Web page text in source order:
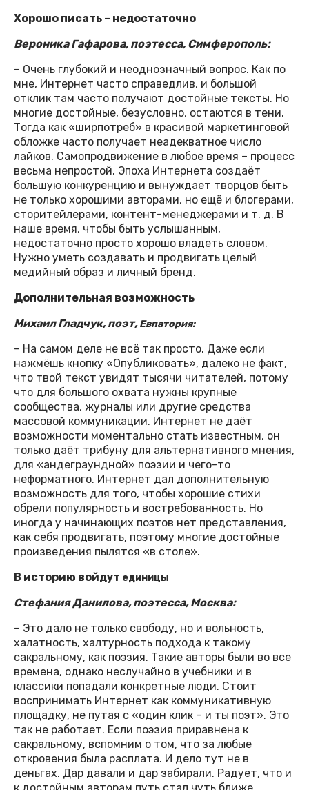
Хорошо писать – недостаточно
Вероника Гафарова, поэтесса, Симферополь:
– Очень глубокий и неоднозначный вопрос. Как по
мне, Интернет часто справедлив, и большой
отклик там часто получают достойные тексты. Но
многие достойные, безусловно, остаются в тени.
Тогда как «ширпотреб» в красивой маркетинговой
обложке часто получает неадекватное число
лайков. Самопродвижение в любое время – процесс
весьма непростой. Эпоха Интернета создаёт
большую конкуренцию и вынуждает творцов быть
не только хорошими авторами, но ещё и блогерами,
сторитейлерами, контент-менеджерами и т. д. В
наше время, чтобы быть услышанным,
недостаточно просто хорошо владеть словом.
Нужно уметь создавать и продвигать целый
медийный образ и личный бренд.
Дополнительная возможность
Михаил Гладчук, поэт,Евпатория:
– На самом деле не всё так просто. Даже если
нажмёшь кнопку «Опубликовать», далеко не факт,
что твой текст увидят тысячи читателей, потому
что для большого охвата нужны крупные
сообщества, журналы или другие средства
массовой коммуникации. Интернет не даёт
возможности моментально стать известным, он
только даёт трибуну для альтернативного мнения,
для «андеграундной» поэзии и чего-то
неформатного. Интернет дал дополнительную
возможность для того, чтобы хорошие стихи
обрели популярность и востребованность. Но
иногда у начинающих поэтов нет представления,
как себя продвигать, поэтому многие достойные
произведения пылятся «в столе».
В историю войдут единицы
Стефания Данилова, поэтесса, Москва:
– Это дало не только свободу, но и вольность,
халатность, халтурность подхода к такому
сакральному, как поэзия. Такие авторы были во все
времена, однако неслучайно в учебники и в
классики попадали конкретные люди. Стоит
воспринимать Интернет как коммуникативную
площадку, не путая с «один клик – и ты поэт». Это
так не работает. Если поэзия приравнена к
сакральному, вспомним о том, что за любые
откровения была расплата. И дело тут не в
деньгах. Дар давали и дар забирали. Радует, что и